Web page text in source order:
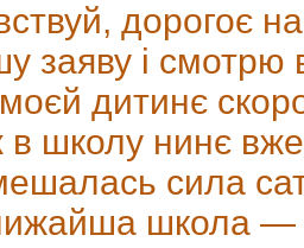
дорогоє
заяву і смотрю
дитинє
в школу нинє
сила
школа —